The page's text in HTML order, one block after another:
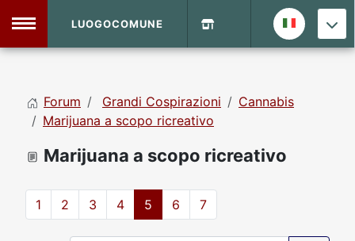
Home
LUOGOCOMUNE
Forum Grandi Cospirazioni
Cannabis
Marijuana a scopo ricreativo
Marijuana a scopo ricreativo
1 2 3 4 5 6 7